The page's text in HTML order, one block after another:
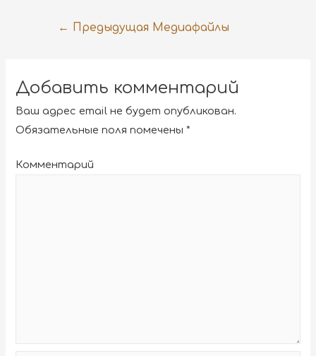
← Предыдущая Медиафайлы
Добавить комментарий
Ваш адрес email не будет опубликован.
Обязательные поля помечены*
Комментарий